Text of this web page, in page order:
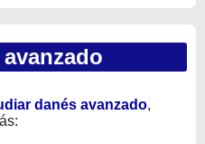
danés avanzado,